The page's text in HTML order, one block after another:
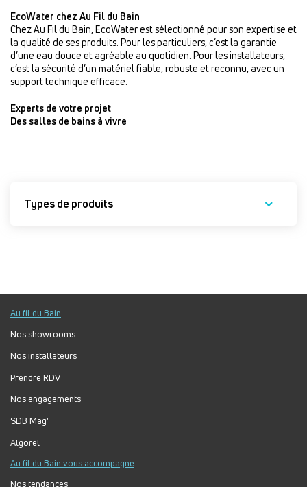
EcoWater chez Au Fil du Bain
Chez Au Fil du Bain, EcoWater est sélectionné pour son expertise et
la qualité de ses produits. Pour les particuliers, c’est la garantie
d’une eau douce et agréable au quotidien. Pour les installateurs,
c’est la sécurité d’un matériel fiable, robuste et reconnu, avec un
support technique efficace.
Experts de votre projet
Des salles de bains à vivre
Types de produits
Au fil du Bain
Nos showrooms
Nos installateurs
Prendre RDV
Nos engagements
SDB Mag'
Algorel
Au fil du Bain vous accompagne
Nos tendances